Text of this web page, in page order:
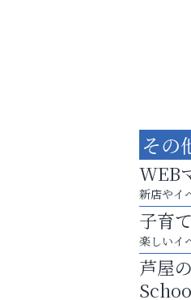
運動不足
便利
その
WEB
新店やイ
子育
楽しいイ
芦屋